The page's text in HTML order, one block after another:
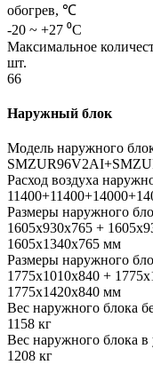
обогрев, ℃
-20 ~ +27 ⁰С
Максимальное
шт.
66
Наружный блок
Модель наружного
Расход воздуха
Размеры наружного
1605x930x765 +
1605x1340x765 мм
Размеры наружного
1775x1010x840 +
1775x1420x840 мм
Вес наружного блока
1158 кг
Вес наружного блока в
1208 кг